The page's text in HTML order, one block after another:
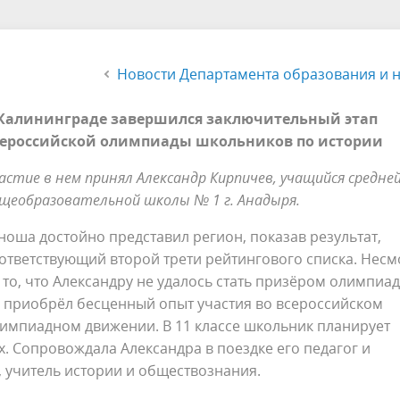
аккредитации
образования
детям участников
Обучение детей с ОВЗ и
Тестирование детей
граждан на знание русского
комплаенс Земский учитель
образования
Молодой учитель и молодой
воспитатель
Новости Департамента образования и
завершился заключительный этап
олимпиады школьников по истории
в нем принял Александр Кирпичев, учащийся
школы № 1 г. Анадыря.
достойно представил регион, показав результат,
второй трети рейтингового списка.
что Александру не удалось стать призёром
приобрёл бесценный опыт участия во всероссийском
движении. В 11 классе школьник планирует
Александра в поездке его педагог и
истории и обществознания.